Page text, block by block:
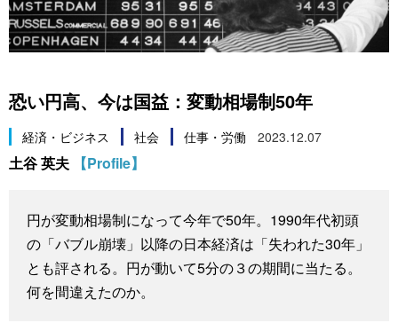
العربية
経済・ビジネス
社会
文化
科学・技術
暮らし
トップ
In-depth
旅と暮らし
動画/Live
Books
Cinema
文化
暮らし
スポーツ・東京2020
お知らせ
恐い円高、今は国益：変動相場制50年
経済・ビジネス 社会 仕事・労働 2023.12.07
土谷 英夫 【Profile】
円が変動相場制になって今年で50年。1990年代初頭
の「バブル崩壊」以降の日本経済は「失われた30年」
とも評される。円が動いて5分の３の期間に当たる。
何を間違えたのか。